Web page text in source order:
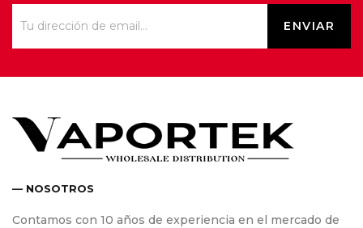
— NOSOTROS
Contamos con 10 años de experiencia en el mercado de